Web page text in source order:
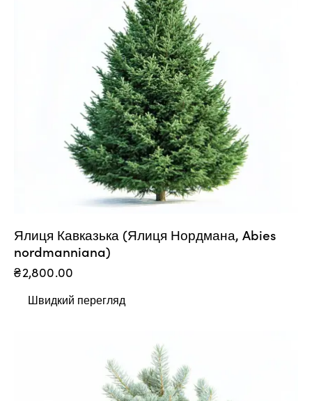
Ялиця Кавказька (Ялиця Нордмана, Abies
nordmanniana)
₴2,800.00
Швидкий перегляд